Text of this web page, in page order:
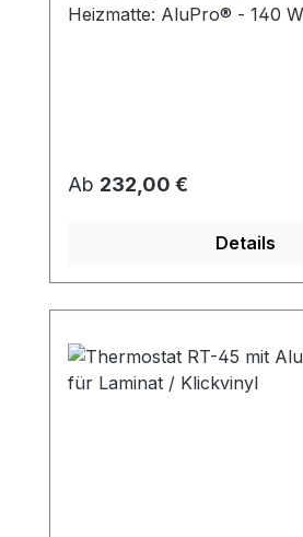
Heizmatte: AluPro® - 140
Regulärer Preis:
Ab 232,00 €
Details